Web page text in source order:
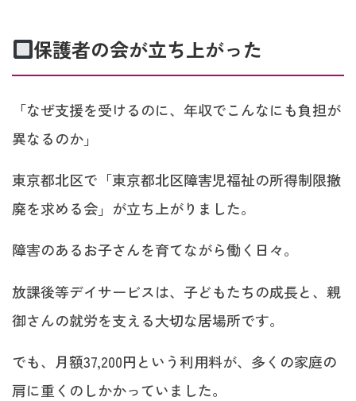
保護者の会が立ち上がった
「なぜ支援を受けるのに、年収でこんなにも負担が
異なるのか」
東京都北区で「東京都北区障害児福祉の所得制限撤
廃を求める会」が立ち上がりました。
障害のあるお子さんを育てながら働く日々。
放課後等デイサービスは、子どもたちの成長と、親
御さんの就労を支える大切な居場所です。
でも、月額37,200円という利用料が、多くの家庭の
肩に重くのしかかっていました。